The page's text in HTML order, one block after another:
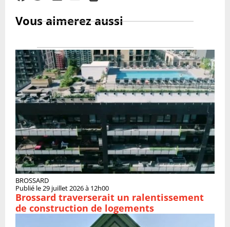
Vous aimerez aussi
BROSSARD
Publié le 29 juillet 2026 à 12h00
Brossard traverserait un ralentissement
de construction de logements